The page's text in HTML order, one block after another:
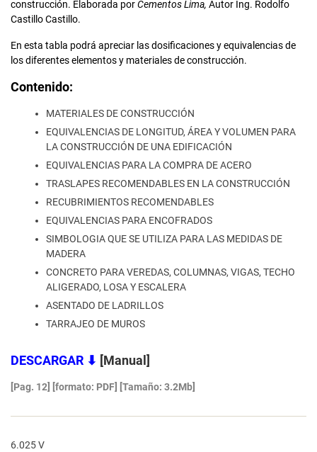
construcción. Elaborada porCementos Lima, Autor Ing. Rodolfo
Castillo Castillo.
En esta tabla podrá apreciar las dosificaciones y equivalencias de
los diferentes elementos y materiales de construcción.
Contenido:
MATERIALES DE CONSTRUCCIÓN
EQUIVALENCIAS DE LONGITUD, ÁREA Y VOLUMEN PARA
LA CONSTRUCCIÓN DE UNA EDIFICACIÓN
EQUIVALENCIAS PARA LA COMPRA DE ACERO
TRASLAPES RECOMENDABLES EN LA CONSTRUCCIÓN
RECUBRIMIENTOS RECOMENDABLES
EQUIVALENCIAS PARA ENCOFRADOS
SIMBOLOGIA QUE SE UTILIZA PARA LAS MEDIDAS DE
MADERA
CONCRETO PARA VEREDAS, COLUMNAS, VIGAS, TECHO
ALIGERADO, LOSA Y ESCALERA
ASENTADO DE LADRILLOS
TARRAJEO DE MUROS
DESCARGAR ⬇ [Manual]
[Pag. 12] [formato: PDF] [Tamaño: 3.2Mb]
6.025 V